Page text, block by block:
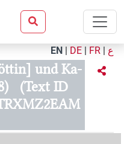
EN | DE | FR | ع
und Ka-
(Text ID